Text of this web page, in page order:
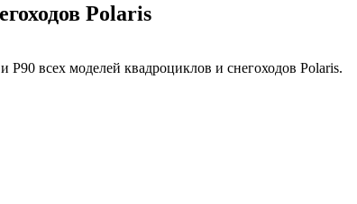
Polaris
всех моделей квадроциклов и снегоходов Polaris.